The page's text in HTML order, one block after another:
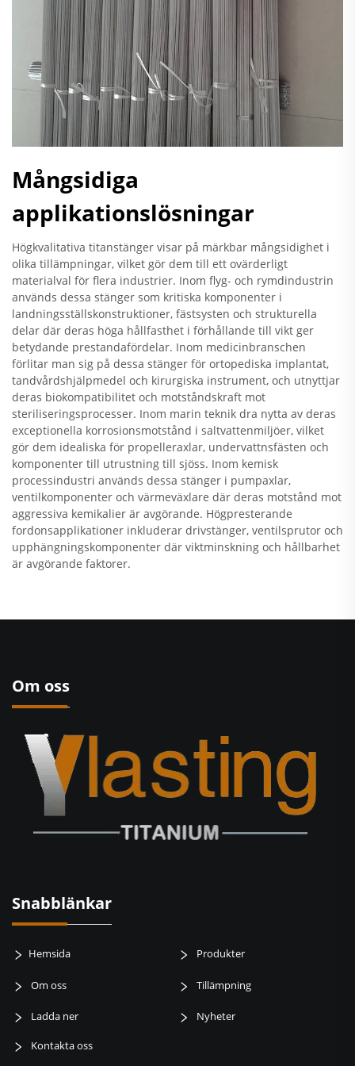
Mångsidiga
applikationslösningar
Högkvalitativa titanstänger visar på märkbar mångsidighet i
olika tillämpningar, vilket gör dem till ett ovärderligt
materialval för flera industrier. Inom flyg- och rymdindustrin
används dessa stänger som kritiska komponenter i
landningsställskonstruktioner, fästsysten och strukturella
delar där deras höga hållfasthet i förhållande till vikt ger
betydande prestandafördelar. Inom medicinbranschen
förlitar man sig på dessa stänger för ortopediska implantat,
tandvårdshjälpmedel och kirurgiska instrument, och utnyttjar
deras biokompatibilitet och motståndskraft mot
steriliseringsprocesser. Inom marin teknik dra nytta av deras
exceptionella korrosionsmotstånd i saltvattenmiljöer, vilket
gör dem idealiska för propelleraxlar, undervattnsfästen och
komponenter till utrustning till sjöss. Inom kemisk
processindustri används dessa stänger i pumpaxlar,
ventilkomponenter och värmeväxlare där deras motstånd mot
aggressiva kemikalier är avgörande. Högpresterande
fordonsapplikationer inkluderar drivstänger, ventilsprutor och
upphängningskomponenter där viktminskning och hållbarhet
är avgörande faktorer.
Om oss
Snabblänkar
Hemsida Produkter
Om oss Tillämpning
Ladda ner Nyheter
Kontakta oss